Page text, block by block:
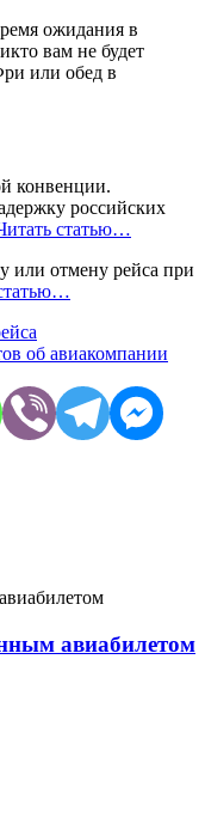
ожидания в
вам не будет
или обед в
конвенции.
российских
статью…
или отмену рейса при
об авиакомпании
авиабилетом